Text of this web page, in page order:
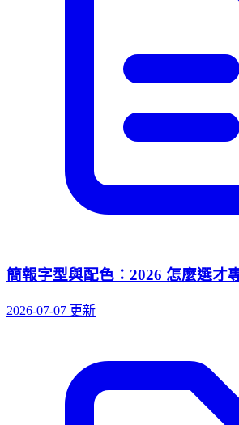
簡報字型與配色：2026 怎麼選才
2026-07-07 更新